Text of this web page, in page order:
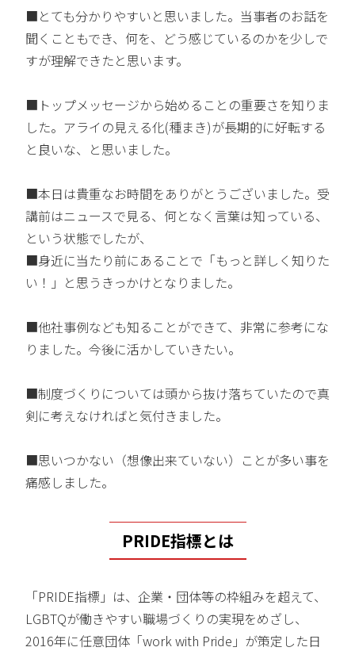
■とても分かりやすいと思いました。当事者のお話を
聞くこともでき、何を、どう感じているのかを少しで
すが理解できたと思います。
■トップメッセージから始めることの重要さを知りま
した。アライの見える化(種まき)が長期的に好転する
と良いな、と思いました。
■本日は貴重なお時間をありがとうございました。受
講前はニュースで見る、何となく言葉は知っている、
という状態でしたが、
■身近に当たり前にあることで「もっと詳しく知りた
い！」と思うきっかけとなりました。
■他社事例なども知ることができて、非常に参考にな
りました。今後に活かしていきたい。
■制度づくりについては頭から抜け落ちていたので真
剣に考えなければと気付きました。
■思いつかない（想像出来ていない）ことが多い事を
痛感しました。
PRIDE指標とは
「PRIDE指標」は、企業・団体等の枠組みを超えて、
LGBTQが働きやすい職場づくりの実現をめざし、
2016年に任意団体「work with Pride」が策定した日